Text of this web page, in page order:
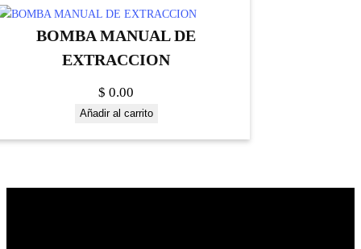
BOMBA MANUAL DE
EXTRACCION
$ 0.00
Añadir al carrito